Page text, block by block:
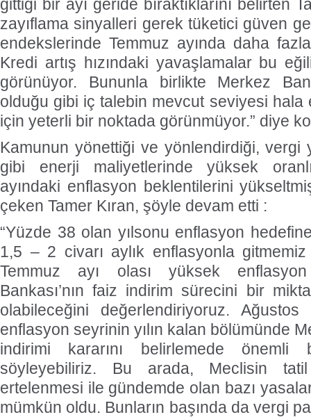
gittiği bir ayı geride bıraktıklarını belirten
zayıflama sinyalleri gerek tüketici güven
endekslerinde Temmuz ayında daha
Kredi artış hızındaki yavaşlamalar bu
görünüyor. Bununla birlikte Merkez
olduğu gibi iç talebin mevcut seviyesi hala
için yeterli bir noktada görünmüyor.” diye
Kamunun yönettiği ve yönlendirdiği, vergi
gibi enerji maliyetlerinde yüksek
ayındaki enflasyon beklentilerini
çeken Tamer Kıran, şöyle devam etti :
“Yüzde 38 olan yılsonu enflasyon
1,5 – 2 civarı aylık enflasyonla
Temmuz ayı olası yüksek
Bankası’nın faiz indirim sürecini bir
olabileceğini değerlendiriyoruz.
enflasyon seyrinin yılın kalan bölümünde
indirimi kararını belirlemede önemli
söyleyebiliriz. Bu arada, Meclisin
ertelenmesi ile gündemde olan bazı
mümkün oldu. Bunların başında da vergi